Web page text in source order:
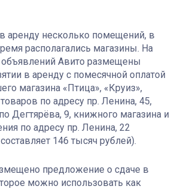
аренду несколько помещений, в
располагались магазины. На
объявлений Авито размещены
в аренду с помесячной оплатой
магазина «Птица», «Круиз»,
по адресу пр. Ленина, 45,
Дегтярёва, 9, книжного магазина и
по адресу пр. Ленина, 22
146 тысяч рублей).
предложение о сдаче в
можно использовать как